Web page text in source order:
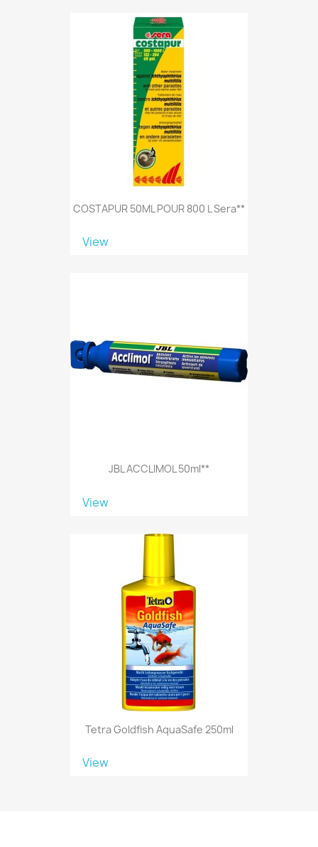
COSTAPUR 50ML POUR 800 L Sera**
View
JBL ACCLIMOL 50ml**
View
Tetra Goldfish AquaSafe 250ml
View